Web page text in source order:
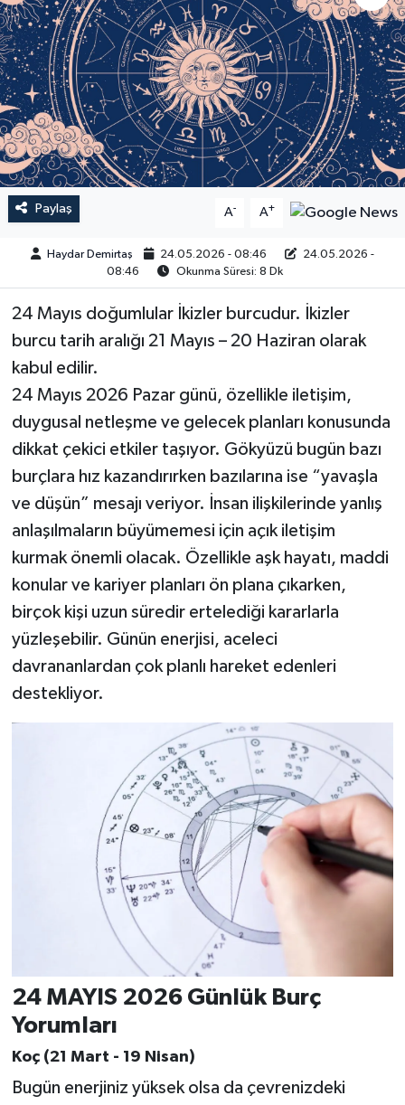
Paylaş A- A+
Haydar Demirtaş 24.05.2026 - 08:46
24.05.2026 -
08:46
Okunma Süresi: 8 Dk
24 Mayıs doğumlular İkizler burcudur. İkizler
burcu tarih aralığı 21 Mayıs – 20 Haziran olarak
kabul edilir.
24 Mayıs 2026 Pazar günü, özellikle iletişim,
duygusal netleşme ve gelecek planları konusunda
dikkat çekici etkiler taşıyor. Gökyüzü bugün bazı
burçlara hız kazandırırken bazılarına ise “yavaşla
ve düşün” mesajı veriyor. İnsan ilişkilerinde yanlış
anlaşılmaların büyümemesi için açık iletişim
kurmak önemli olacak. Özellikle aşk hayatı, maddi
konular ve kariyer planları ön plana çıkarken,
birçok kişi uzun süredir ertelediği kararlarla
yüzleşebilir. Günün enerjisi, aceleci
davrananlardan çok planlı hareket edenleri
destekliyor.
24 MAYIS 2026 Günlük Burç
Yorumları
Koç (21 Mart - 19 Nisan)
Bugün enerjiniz yüksek olsa da çevrenizdeki